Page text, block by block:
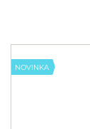
SWIX
NOVINKA